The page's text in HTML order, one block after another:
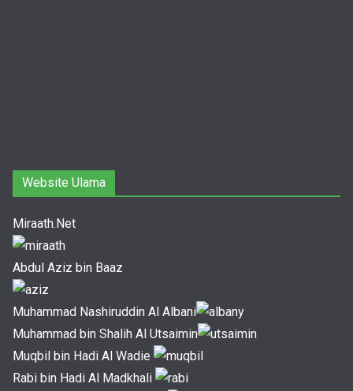
Website Ulama
Miraath.Net
Abdul Aziz bin Baaz
Muhammad Nashiruddin Al Albani
Muhammad bin Shalih Al Utsaimin
Muqbil bin Hadi Al Wadie
Rabi bin Hadi Al Madkhali